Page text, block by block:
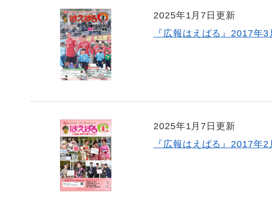
2025年1月7日更新
『広報はえばる』2017年3
2025年1月7日更新
『広報はえばる』2017年2